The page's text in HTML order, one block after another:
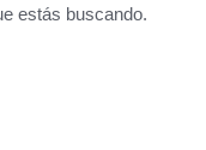
estás buscando.